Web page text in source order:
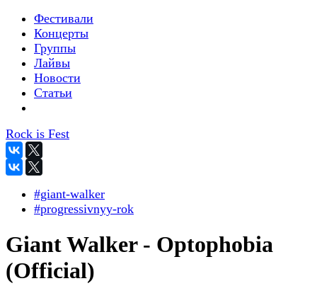
Фестивали
Концерты
Группы
Лайвы
Новости
Статьи
Rock is Fest
#giant-walker
#progressivnyy-rok
Giant Walker - Optophobia
(Official)